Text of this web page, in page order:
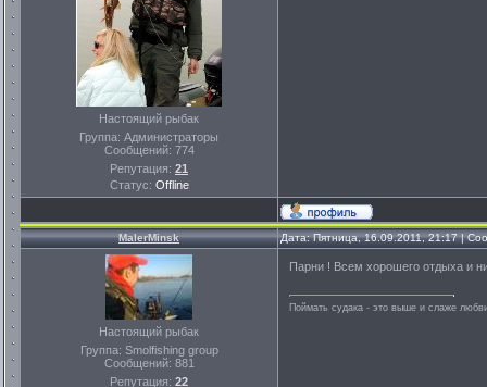
Настоящий рыбак
Группа: Администраторы
Сообщений: 774
Репутация: 21
Статус: Offline
MalerMinsk Дата: Пятница, 16.09.2011, 21:17 |
Настоящий рыбак
Группа: Smolfishing group
Сообщений: 881
Репутация: 22
Парни ! Всем хорошего отдыха и
Поймать судака - это выше и слаже